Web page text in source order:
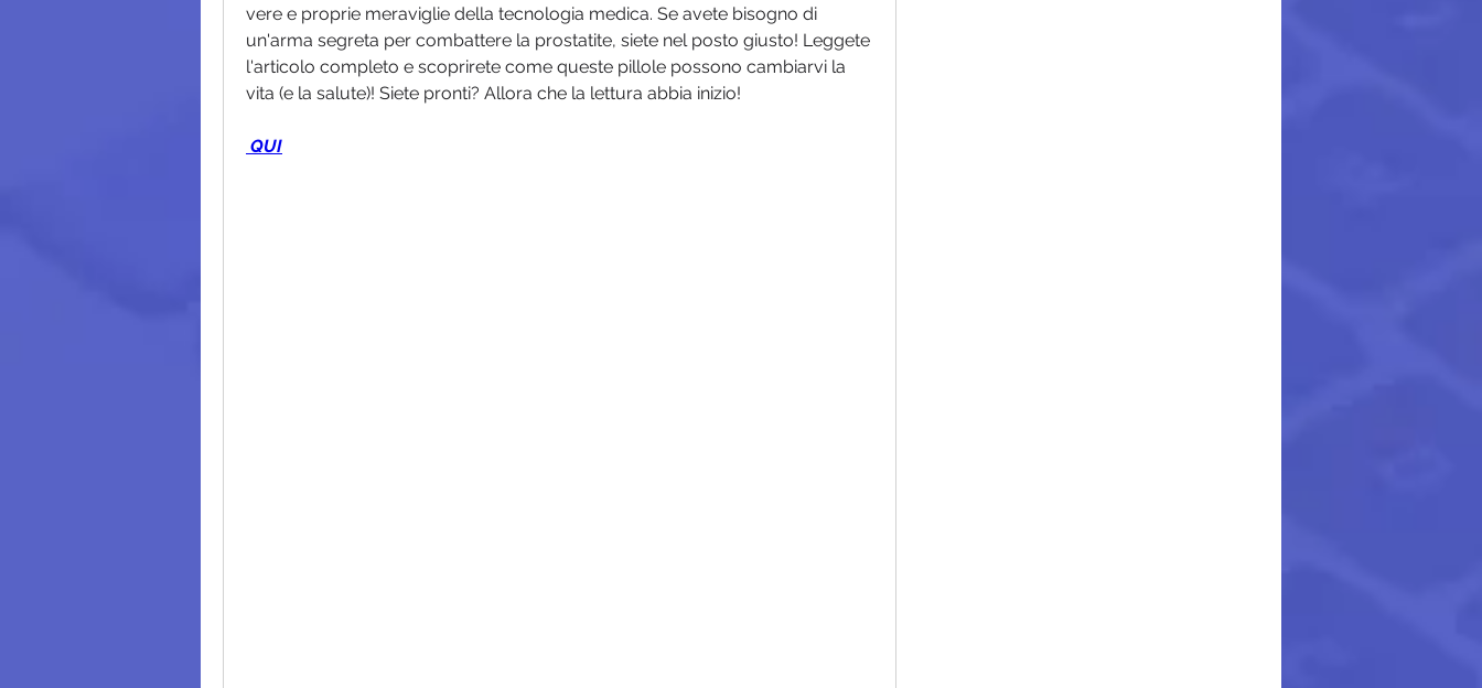
vere e proprie meraviglie della tecnologia medica. Se avete bisogno di
un'arma segreta per combattere la prostatite, siete nel posto giusto! Leggete
l'articolo completo e scoprirete come queste pillole possono cambiarvi la
vita (e la salute)! Siete pronti? Allora che la lettura abbia inizio!
QUI